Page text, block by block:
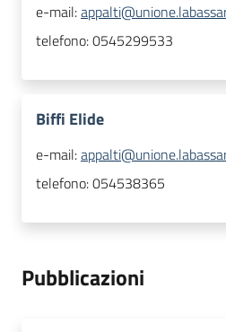
e-mail:
telefono:0545299533
Biffi Elide
e-mail:
telefono:054538365
Pubblicazioni